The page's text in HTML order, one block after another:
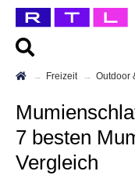
Freizeit
Mumienschlafsack Test 2026 • Die
7 besten
Vergleich